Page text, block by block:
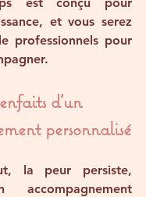
et vous serez
professionnels pour
d’un
personnalisé
la peur persiste,
accompagnement